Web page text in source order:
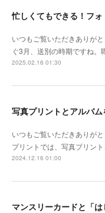
忙しくてもできる！フ
いつもご覧いただきありが
ぐ3月、送別の時期ですね
2025.02.16 01:30
いつもご覧いただきありが
プリントでは、写真プリン
2024.12.16 01:00